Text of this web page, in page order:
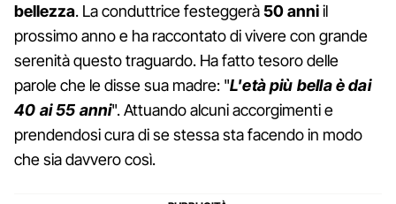
bellezza. La conduttrice festeggerà 50 anniil
prossimo anno e ha raccontato di vivere con grande
serenità questo traguardo. Ha fatto tesoro delle
parole che le disse sua madre: "L'età più bella è dai
40 ai 55 anni". Attuando alcuni accorgimenti e
prendendosi cura di se stessa sta facendo in modo
che sia davvero così.